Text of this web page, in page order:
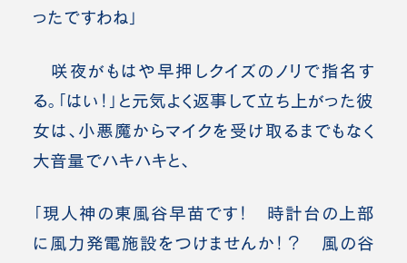
ったですわね」
咲夜がもはや早押しクイズのノリで指名す
る。「はい！」と元気よく返事して立ち上がった彼
女は、小悪魔からマイクを受け取るまでもなく
大音量でハキハキと、
「現人神の東風谷早苗です！ 時計台の上部
に風力発電施設をつけませんか！？ 風の谷